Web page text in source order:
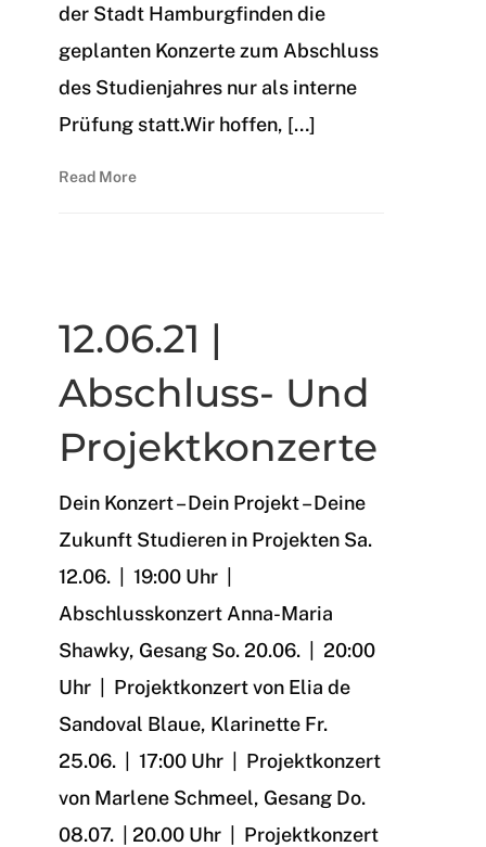
der Stadt Hamburgfinden die
geplanten Konzerte zum Abschluss
des Studienjahres nur als interne
Prüfung statt.Wir hoffen, […]
Read More
12.06.21 |
Abschluss- Und
Projektkonzerte
Dein Konzert – Dein Projekt – Deine
Zukunft Studieren in Projekten Sa.
12.06. | 19:00 Uhr |
Abschlusskonzert Anna-Maria
Shawky, Gesang So. 20.06. | 20:00
Uhr | Projektkonzert von Elia de
Sandoval Blaue, Klarinette Fr.
25.06. | 17:00 Uhr | Projektkonzert
von Marlene Schmeel, Gesang Do.
08.07. | 20.00 Uhr | Projektkonzert